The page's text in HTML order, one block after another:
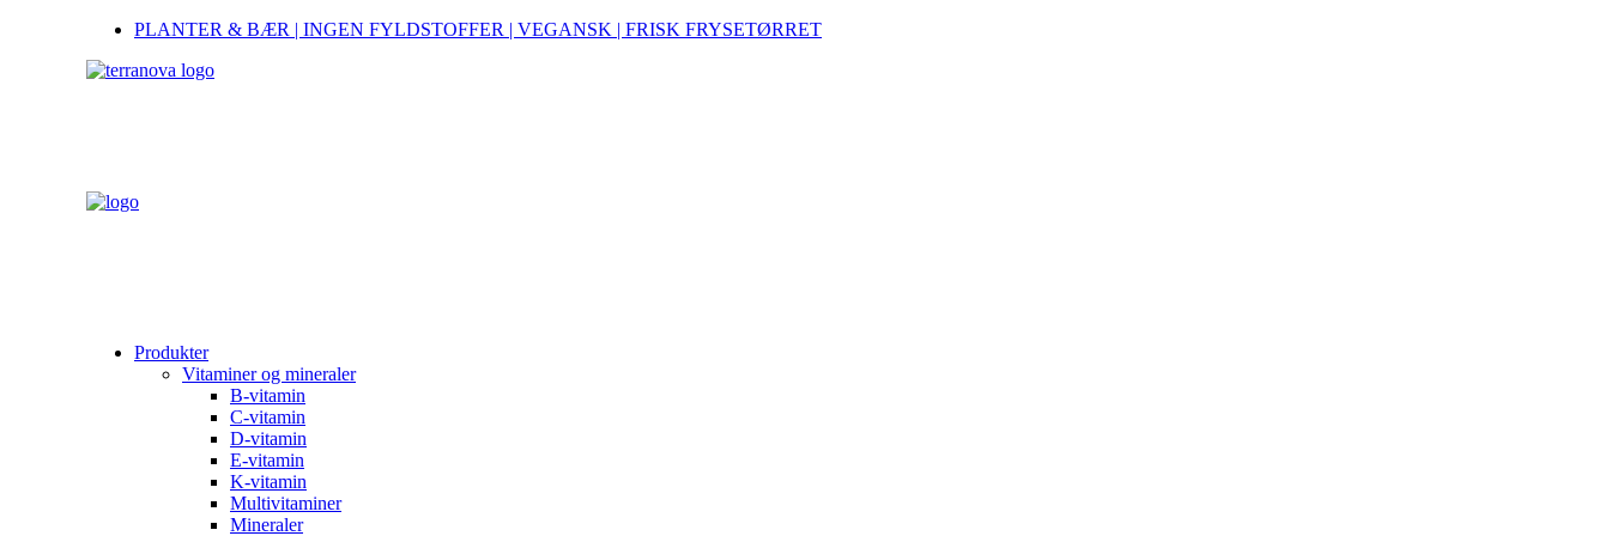
PLANTER & BÆR | INGEN FYLDSTOFFER | VEGANSK | FRISK FRYSETØRRET
Produkter
Vitaminer og mineraler
B-vitamin
C-vitamin
D-vitamin
E-vitamin
K-vitamin
Multivitaminer
Mineraler